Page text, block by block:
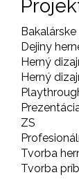
Dejiny
Herný
Herný
ZS
Tvorba
Tvorba